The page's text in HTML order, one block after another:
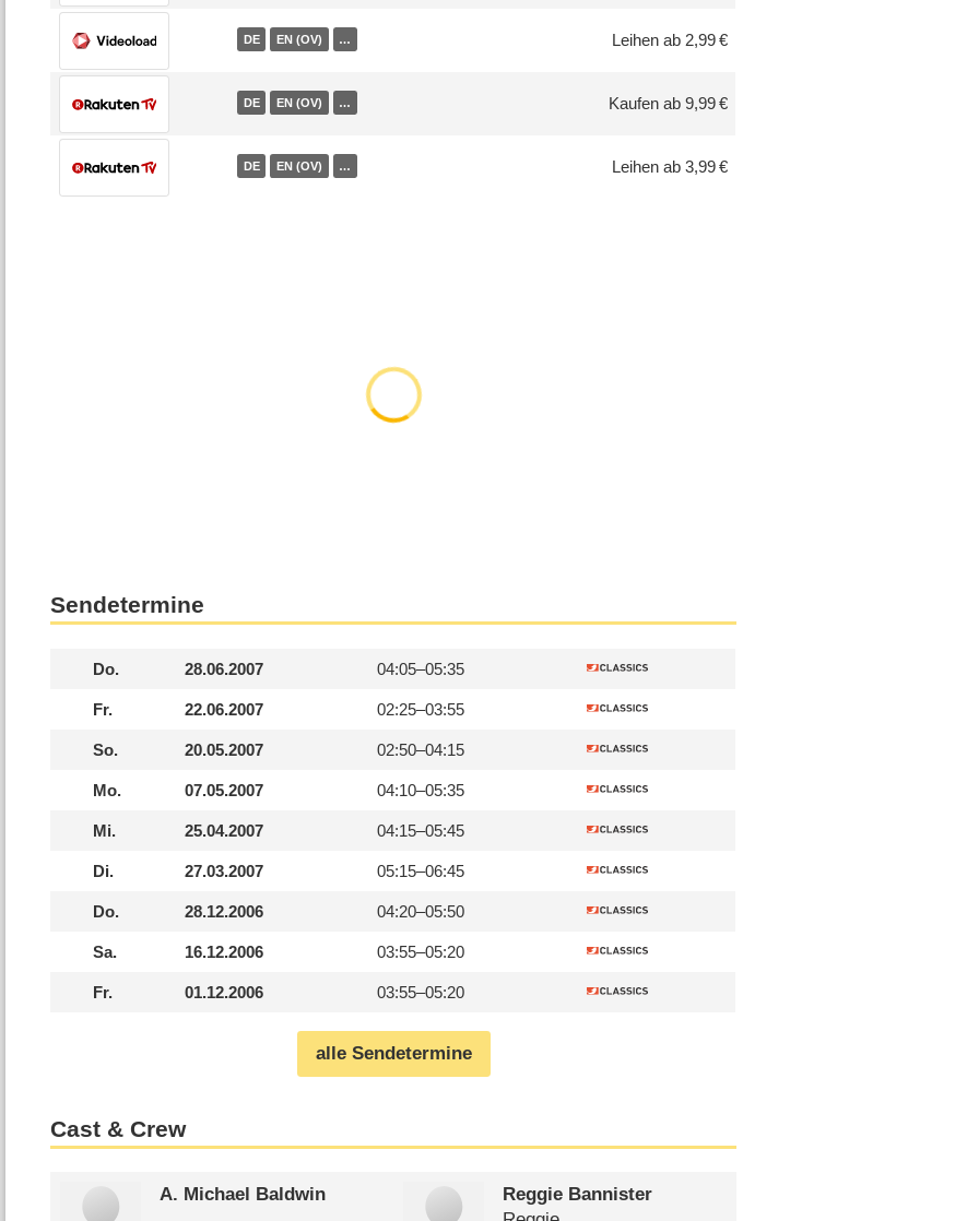
DE EN (OV) … Leihen ab 2,99 €
DE EN (OV) … Kaufen ab 9,99 €
DE EN (OV) … Leihen ab 3,99 €
Sendetermine
Do. 28.06.2007 04:05–05:35
Fr. 22.06.2007 02:25–03:55
So. 20.05.2007 02:50–04:15
Mo. 07.05.2007 04:10–05:35
Mi. 25.04.2007 04:15–05:45
Di. 27.03.2007 05:15–06:45
Do. 28.12.2006 04:20–05:50
Sa. 16.12.2006 03:55–05:20
Fr. 01.12.2006 03:55–05:20
alle Sendetermine
Cast & Crew
A. Michael Baldwin
Reggie Bannister